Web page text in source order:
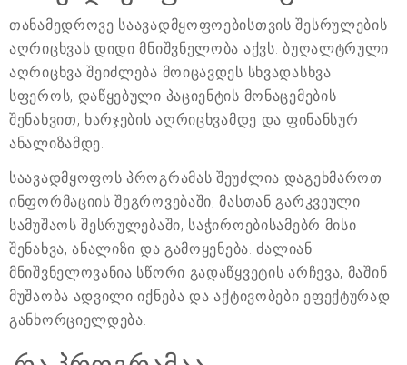
თანამედროვე საავადმყოფოებისთვის შესრულების
აღრიცხვას დიდი მნიშვნელობა აქვს. ბუღალტრული
აღრიცხვა შეიძლება მოიცავდეს სხვადასხვა
სფეროს, დაწყებული პაციენტის მონაცემების
შენახვით, ხარჯების აღრიცხვამდე და ფინანსურ
ანალიზამდე.
საავადმყოფოს პროგრამას შეუძლია დაგეხმაროთ
ინფორმაციის შეგროვებაში, მასთან გარკვეული
სამუშაოს შესრულებაში, საჭიროებისამებრ მისი
შენახვა, ანალიზი და გამოყენება. ძალიან
მნიშვნელოვანია სწორი გადაწყვეტის არჩევა, მაშინ
მუშაობა ადვილი იქნება და აქტივობები ეფექტურად
განხორციელდება.